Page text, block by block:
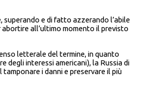
e di fatto azzerando l’abile
all’ultimo momento il previsto
letterale del termine, in quanto
degli interessi americani), la Russia di
i danni e preservare il più